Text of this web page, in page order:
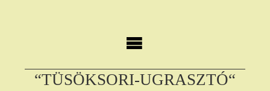
“TÜSÖKSORI-UGRASZTÓ“